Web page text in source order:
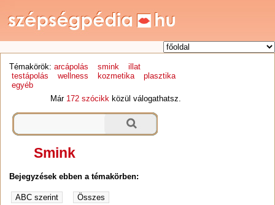
Témakörök: arcápolás smink
illat
testápolás
wellness kozmetika
plasztika
egyéb
Már 172 szócikk közül válogathatsz.
Smink
Bejegyzések ebben a témakörben: